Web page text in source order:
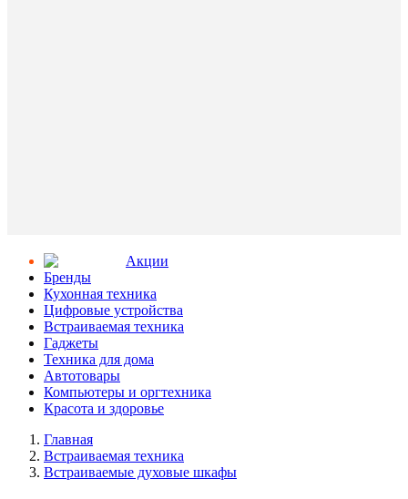
Aкции
Бренды
Кухонная техника
Цифровые устройства
Встраиваемая техника
Гаджеты
Техника для дома
Автотовары
Компьютеры и оргтехника
Красота и здоровье
Главная
Встраиваемая техника
Встраиваемые духовые шкафы